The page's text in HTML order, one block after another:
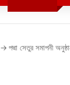
→ পদ্মা সেতুর সমাপনী